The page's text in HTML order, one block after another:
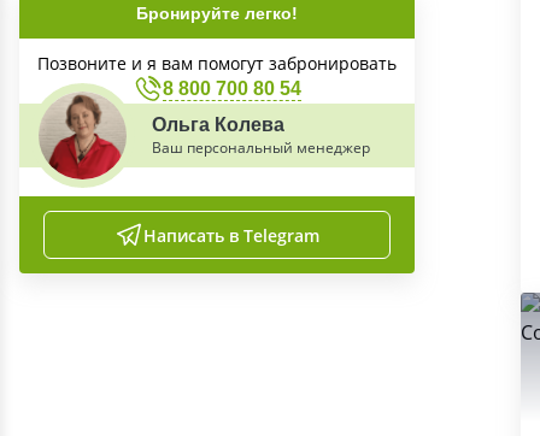
Бронируйте легко!
Позвоните и я вам помогут забронировать
8 800 700 80 54
Ольга Колева
Ваш персональный менеджер
Написать в Telegram